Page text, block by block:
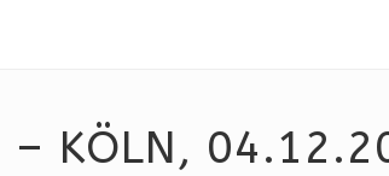
– KÖLN,